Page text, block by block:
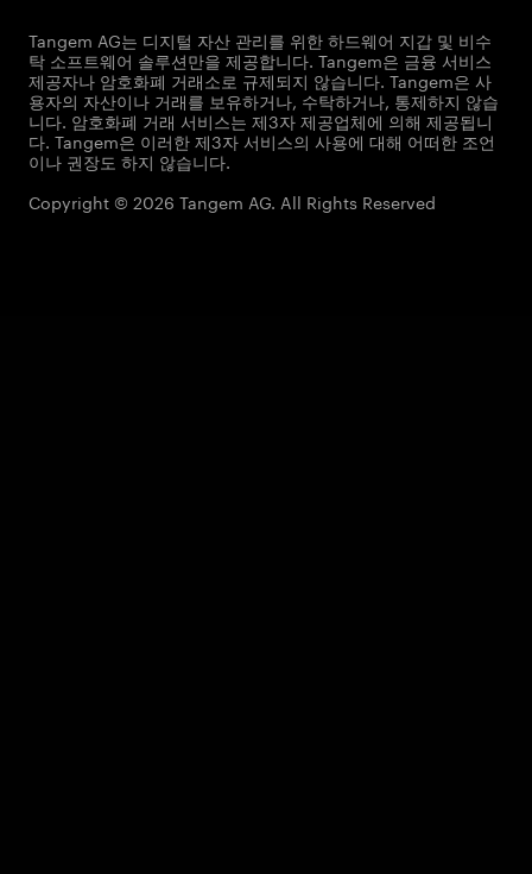
Tangem AG는 디지털 자산 관리를 위한 하드웨어 지갑 및 비수
탁 소프트웨어 솔루션만을 제공합니다. Tangem은 금융 서비스
제공자나 암호화폐 거래소로 규제되지 않습니다. Tangem은 사
용자의 자산이나 거래를 보유하거나, 수탁하거나, 통제하지 않습
니다. 암호화폐 거래 서비스는 제3자 제공업체에 의해 제공됩니
다. Tangem은 이러한 제3자 서비스의 사용에 대해 어떠한 조언
이나 권장도 하지 않습니다.